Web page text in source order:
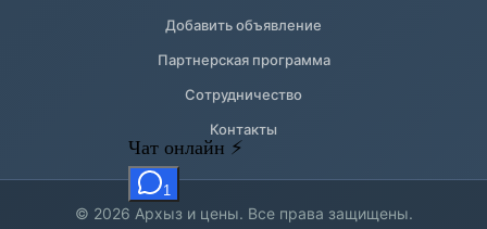
Добавить объявление
Партнерская программа
Сотрудничество
Контакты
© 2026 Архыз и цены. Все права защищены.